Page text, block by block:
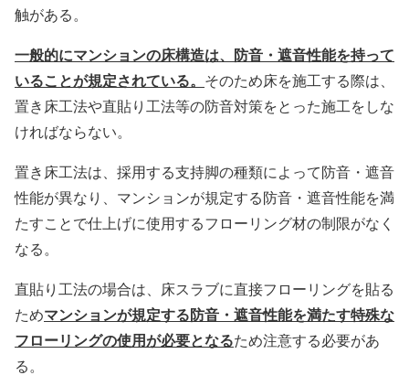
触がある。
一般的にマンションの床構造は、防音・遮音性能を持って
いることが規定されている。 そのため床を施工する際は、
置き床工法や直貼り工法等の防音対策をとった施工をしな
ければならない。
置き床工法は、採用する支持脚の種類によって防音・遮音
性能が異なり、マンションが規定する防音・遮音性能を満
たすことで仕上げに使用するフローリング材の制限がなく
なる。
直貼り工法の場合は、床スラブに直接フローリングを貼る
ためマンションが規定する防音・遮音性能を満たす特殊な
フローリングの使用が必要となるため注意する必要があ
る。